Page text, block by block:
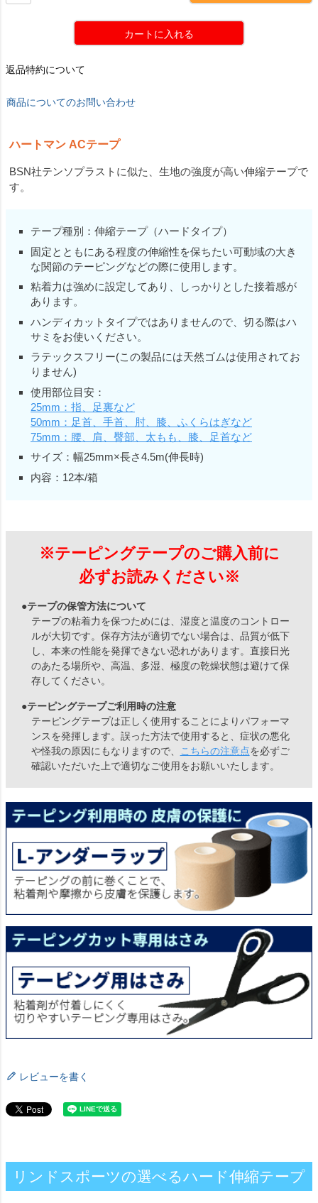
カートに入れる
返品特約について
商品についてのお問い合わせ
ハートマン ACテープ
BSN社テンソプラストに似た、生地の強度が高い伸縮テープで
す。
テープ種別：伸縮テープ（ハードタイプ）
固定とともにある程度の伸縮性を保ちたい可動域の大き
な関節のテーピングなどの際に使用します。
粘着力は強めに設定してあり、しっかりとした接着感が
あります。
ハンディカットタイプではありませんので、切る際はハ
サミをお使いください。
ラテックスフリー(この製品には天然ゴムは使用されてお
りません)
使用部位目安：
25mm：指、足裏など
50mm：足首、手首、肘、膝、ふくらはぎなど
75mm：腰、肩、臀部、太もも、膝、足首など
サイズ：幅25mm×長さ4.5m(伸長時)
内容：12本/箱
※テーピングテープのご購入前に
必ずお読みください※
●テープの保管方法について
テープの粘着力を保つためには、湿度と温度のコントロー
ルが大切です。保存方法が適切でない場合は、品質が低下
し、本来の性能を発揮できない恐れがあります。直接日光
のあたる場所や、高温、多湿、極度の乾燥状態は避けて保
存してください。
●テーピングテープご利用時の注意
テーピングテープは正しく使用することによりパフォーマ
ンスを発揮します。誤った方法で使用すると、症状の悪化
や怪我の原因にもなりますので、
こちらの注意点を必ずご
確認いただいた上で適切なご使用をお願いいたします。
レビューを書く
リンドスポーツの選べるハード伸縮テープ